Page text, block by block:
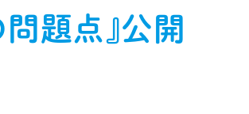
題点』公開